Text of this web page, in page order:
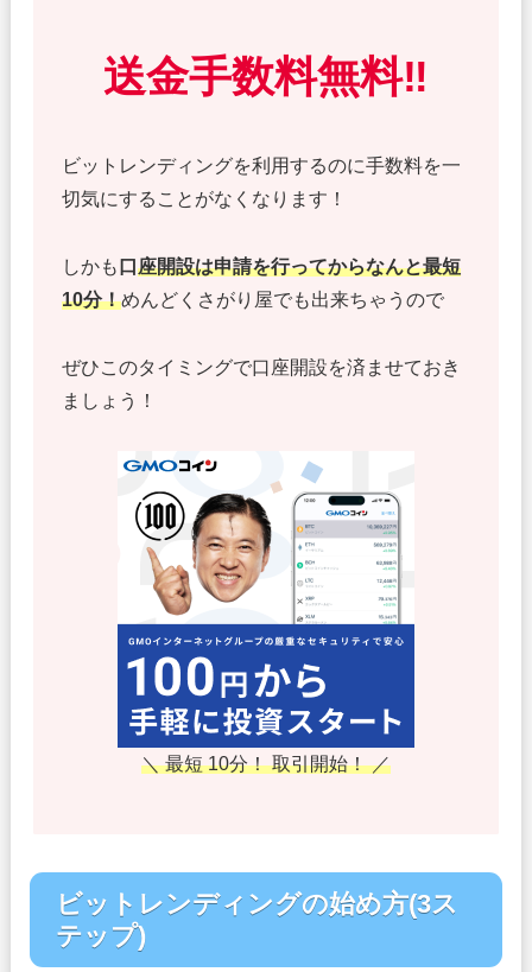
送金手数料無料‼
ビットレンディングを利用するのに手数料を一
切気にすることがなくなります！
しかも 口 座開設は申請を行ってからなんと最短
10分！めんどくさがり屋でも出来ちゃうので
ぜひこのタイミングで口座開設を済ませておき
ましょう！
＼ 最短 10分！ 取引開始！ ／
ビットレンディングの始め方(3ス
テップ)